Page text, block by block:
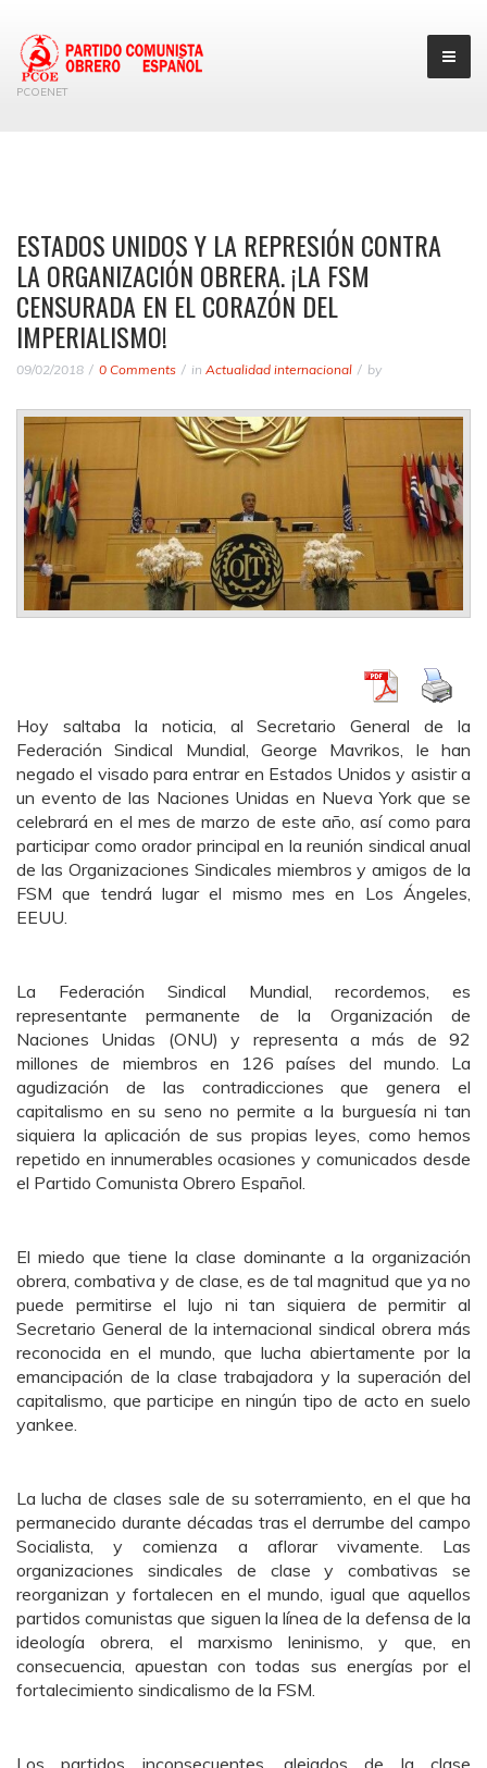
PCOENET
ESTADOS UNIDOS Y LA REPRESIÓN CONTRA
LA ORGANIZACIÓN OBRERA. ¡LA FSM
CENSURADA EN EL CORAZÓN DEL
IMPERIALISMO!
09/02/2018 0 Comments in Actualidad internacional by
Hoy saltaba la noticia, al Secretario General de la
Federación Sindical Mundial, George Mavrikos, le han
negado el visado para entrar en Estados Unidos y asistir a
un evento de las Naciones Unidas en Nueva York que se
celebrará en el mes de marzo de este año, así como para
participar como orador principal en la reunión sindical anual
de las Organizaciones Sindicales miembros y amigos de la
FSM que tendrá lugar el mismo mes en Los Ángeles,
EEUU.
La Federación Sindical Mundial, recordemos, es
representante permanente de la Organización de
Naciones Unidas
(ONU) y representa a más de 92
millones de miembros en 126 países del mundo. La
agudización de las contradicciones que genera el
capitalismo en su seno no permite a la burguesía ni tan
siquiera la aplicación de sus propias leyes, como hemos
repetido en innumerables ocasiones y comunicados desde
el Partido Comunista Obrero Español.
El miedo que tiene la clase dominante a la organización
obrera, combativa y de clase, es de tal magnitud que ya no
puede permitirse el lujo ni tan siquiera de permitir al
Secretario General de la internacional sindical obrera más
reconocida en el mundo, que lucha abiertamente por la
emancipación de la clase trabajadora y la superación del
capitalismo, que participe en ningún tipo de acto en suelo
yankee.
La lucha de clases sale de su soterramiento, en el que ha
permanecido durante décadas tras el derrumbe del campo
Socialista, y comienza a aflorar vivamente. Las
organizaciones sindicales de clase y combativas se
reorganizan y fortalecen en el mundo, igual que aquellos
partidos comunistas que siguen la línea de la defensa de la
ideología obrera, el marxismo leninismo, y que, en
consecuencia, apuestan con todas sus energías por el
fortalecimiento sindicalismo de la FSM.
Los partidos inconsecuentes, alejados de la clase